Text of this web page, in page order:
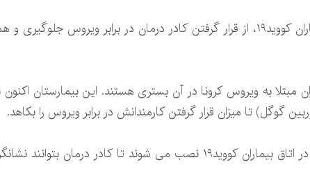
بیمارستانی در نیویورک با نصب دوربین های نظارتی گوگل در اتاق بیماران کووید۱۹، از قرار گرفتن کادر درمان در برابر
به ویروس کرونا در آن بستری هستند. این بیمارستان اکنون
گوگل) تا میزان قرار گرفتن کارمندانش در برابر ویروس را بکاهد.
درهمین راستا دوربین های نست که در شرکت گوگل ساخته می شوند، در اتاق بیماران کووید۱۹ نصب می شوند تا کادر